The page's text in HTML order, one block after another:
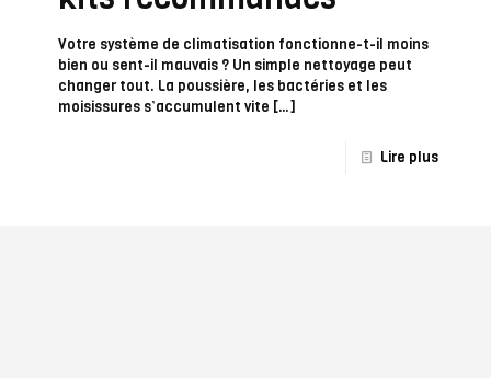
Votre système de climatisation fonctionne-t-il moins
bien ou sent-il mauvais ? Un simple nettoyage peut
changer tout. La poussière, les bactéries et les
moisissures s’accumulent vite […]
Lire plus